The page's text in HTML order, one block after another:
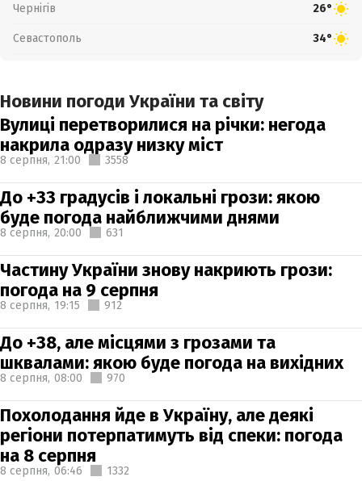
Чернігів 26°
Севастополь 34°
Новини погоди України та світу
Вулиці перетворилися на річки: негода
накрила одразу низку міст
8 серпня, 21:00 3558
До +33 градусів і локальні грози: якою
буде погода найближчими днями
8 серпня, 20:00 631
Частину України знову накриють грози:
погода на 9 серпня
8 серпня, 19:15 912
До +38, але місцями з грозами та
шквалами: якою буде погода на вихідних
8 серпня, 08:00 970
Похолодання йде в Україну, але деякі
регіони потерпатимуть від спеки: погода
на 8 серпня
8 серпня, 06:46 1332